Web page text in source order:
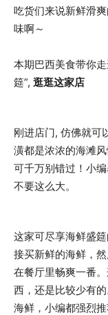
吃货们来说新鲜滑
味啊～
本期巴西美食带你
筵”, 逛逛这家店
刚进店门, 仿佛就可
潢都是浓浓的海滩
可千万别错过！小
不要这么大。
这家可尽享海鲜盛
接买新鲜的海鲜，
在餐厅里畅爽一番
西，还是比较少有
海鲜，小编都强烈推